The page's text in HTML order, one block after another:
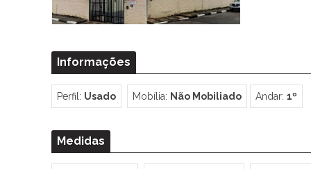
Informações
Perfil: Usado Mobília: Não Mobiliado Andar: 1º
Medidas